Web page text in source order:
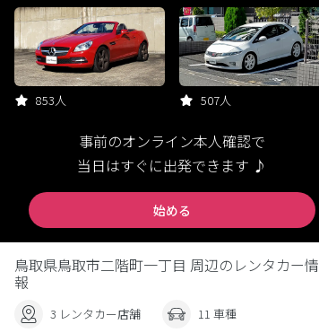
853人 507人
事前のオンライン本人確認で
当日はすぐに出発できます ♪
始める
鳥取県鳥取市二階町一丁目 周辺のレンタカー情
報
3 レンタカー店舗 11 車種